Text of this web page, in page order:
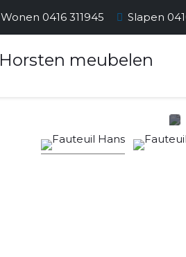
Wonen 0416 311945 Slapen